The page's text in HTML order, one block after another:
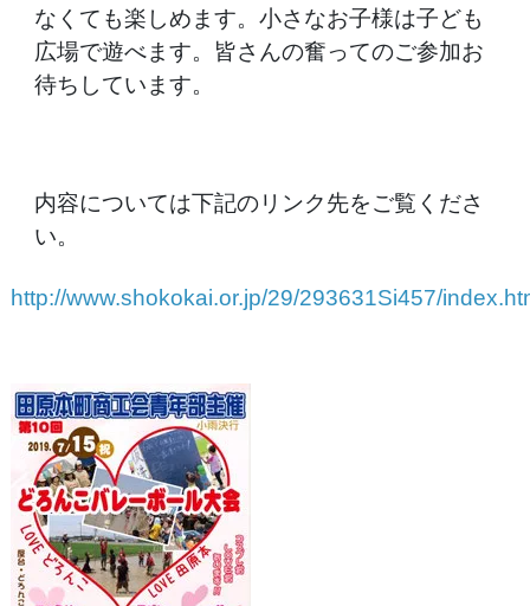
なくても楽しめます。小さなお子様は子ども
広場で遊べます。皆さんの奮ってのご参加お
待ちしています。
内容については下記のリンク先をご覧くださ
い。
http://www.shokokai.or.jp/29/293631Si457/